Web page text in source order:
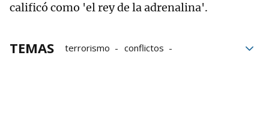
calificó como 'el rey de la adrenalina'.
TEMAS terrorismo
conflictos